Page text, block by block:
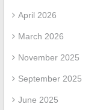
April 2026
March 2026
November 2025
September 2025
June 2025